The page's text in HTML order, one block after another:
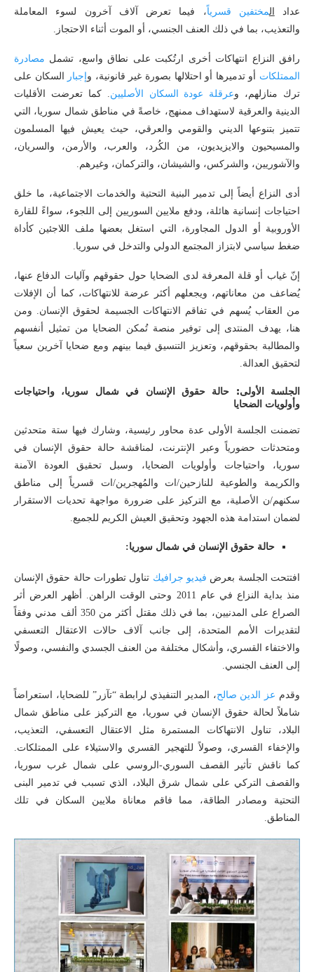
عداد
المختفين قسرياً، فيما تعرض آلاف آخرون لسوء المعاملة
والتعذيب، بما في ذلك العنف الجنسي، أو الموت أثناء الاحتجاز.
رافق النزاع انتهاكات أخرى ارتُكبت على نطاق واسع، تشمل مصادرة
الممتلكات أو تدميرها أو احتلالها بصورة غير قانونية، و إجبار
السكان على
ترك منازلهم، وعرقلة عودة السكان الأصليين . كما تعرضت الأقليات
الدينية والعرقية لاستهداف ممنهج، خاصةً في مناطق شمال سوريا، التي
تتميز بتنوعها الديني والقومي والعرقي، حيث يعيش فيها المسلمون
والمسيحيون والايزيديون، من الكُرد، والعرب، والأرمن، والسريان،
والآشوريين، والشركس، والشيشان، والتركمان، وغيرهم.
أدى النزاع أيضاً إلى تدمير البنية التحتية والخدمات الاجتماعية، ما خلق
احتياجات إنسانية هائلة، ودفع ملايين السوريين إلى اللجوء، سواءً للقارة
الأوروبية أو الدول المجاورة، التي استغل بعضها ملف اللاجئين كأداة
ضغط سياسي لابتزاز المجتمع الدولي والتدخل في سوريا.
إنّ غياب أو قلة المعرفة لدى الضحايا حول حقوقهم وآليات الدفاع عنها،
يُضاعف من معاناتهم، ويجعلهم أكثر عرضة للانتهاكات، كما أن الإفلات
من العقاب يُسهم في تفاقم الانتهاكات الجسيمة لحقوق الإنسان. ومن
هنا، يهدف المنتدى إلى توفير منصة تُمكن الضحايا من تمثيل أنفسهم
والمطالبة بحقوقهم، وتعزيز التنسيق فيما بينهم ومع ضحايا آخرين سعياً
لتحقيق العدالة.
الجلسة الأولى: حالة حقوق الإنسان في شمال سوريا، واحتياجات
وأولويات الضحايا
تضمنت الجلسة الأولى عدة محاور رئيسية، وشارك فيها ستة متحدثين
ومتحدثات حضورياً وعبر الإنترنت، لمناقشة حالة حقوق الإنسان في
سوريا، واحتياجات وأولويات الضحايا، وسبل تحقيق العودة الآمنة
والكريمة والطوعية للنازحين/ات والمُهجرين/ات قسرياً إلى مناطق
سكنهم/ن الأصلية، مع التركيز على ضرورة مواجهة تحديات الاستقرار
لضمان استدامة هذه الجهود وتحقيق العيش الكريم للجميع.
حالة حقوق الإنسان في شمال سوريا:
افتتحت الجلسة بعرض فيديو جرافيك تناول تطورات حالة حقوق الإنسان
منذ بداية النزاع في عام 2011 وحتى الوقت الراهن. أظهر العرض أثر
الصراع على المدنيين، بما في ذلك مقتل أكثر من 350 ألف مدني وفقاً
لتقديرات الأمم المتحدة، إلى جانب آلاف حالات الاعتقال التعسفي
والاختفاء القسري، وأشكال مختلفة من العنف الجسدي والنفسي، وصولًا
إلى العنف الجنسي.
وقدم عز الدين صالح، المدير التنفيذي لرابطة “تآزر” للضحايا، استعراضاً
شاملاً لحالة حقوق الإنسان في سوريا، مع التركيز على مناطق شمال
البلاد، تناول الانتهاكات المستمرة مثل الاعتقال التعسفي، التعذيب،
والإخفاء القسري، وصولاً للتهجير القسري والاستيلاء على الممتلكات.
كما ناقش تأثير القصف السوري-الروسي على شمال غرب سوريا،
والقصف التركي على شمال شرق البلاد، الذي تسبب في تدمير البنى
التحتية ومصادر الطاقة، مما فاقم معاناة ملايين السكان في تلك
المناطق.